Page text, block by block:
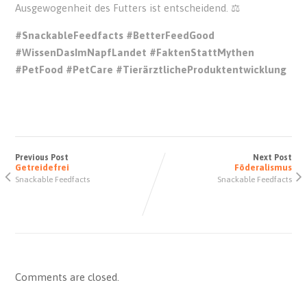
Ausgewogenheit des Futters ist entscheidend. ⚖️
#SnackableFeedfacts #BetterFeedGood
#WissenDasImNapfLandet #FaktenStattMythen
#PetFood #PetCare #TierärztlicheProduktentwicklung
Previous Post
Getreidefrei
Snackable Feedfacts
Next Post
Föderalismus
Snackable Feedfacts
Comments are closed.